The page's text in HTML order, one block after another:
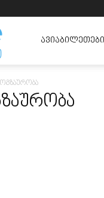
ავიაბილეთები
ყველაზე
ᲐᲕᲘᲐᲑᲘᲚᲔᲗᲔᲑᲘ